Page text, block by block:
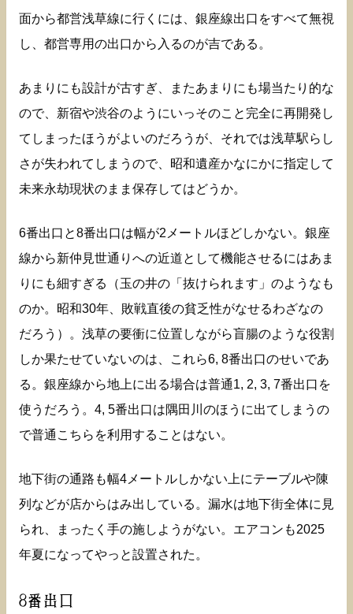
面から都営浅草線に行くには、銀座線出口をすべて無視
し、都営専用の出口から入るのが吉である。
あまりにも設計が古すぎ、またあまりにも場当たり的な
ので、新宿や渋谷のようにいっそのこと完全に再開発し
てしまったほうがよいのだろうが、それでは浅草駅らし
さが失われてしまうので、昭和遺産かなにかに指定して
未来永劫現状のまま保存してはどうか。
6番出口と8番出口は幅が2メートルほどしかない。銀座
線から新仲見世通りへの近道として機能させるにはあま
りにも細すぎる（玉の井の「抜けられます」のようなも
のか。昭和30年、敗戦直後の貧乏性がなせるわざなの
だろう）。浅草の要衝に位置しながら盲腸のような役割
しか果たせていないのは、これら6, 8番出口のせいであ
る。銀座線から地上に出る場合は普通1, 2, 3, 7番出口を
使うだろう。4, 5番出口は隅田川のほうに出てしまうの
で普通こちらを利用することはない。
地下街の通路も幅4メートルしかない上にテーブルや陳
列などが店からはみ出している。漏水は地下街全体に見
られ、まったく手の施しようがない。エアコンも2025
年夏になってやっと設置された。
8番出口